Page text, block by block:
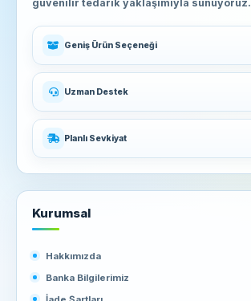
güvenilir tedarik yaklaşımıyla sunuyoruz.
Geniş Ürün Seçeneği
Uzman Destek
Planlı Sevkiyat
Kurumsal
Hakkımızda
Banka Bilgilerimiz